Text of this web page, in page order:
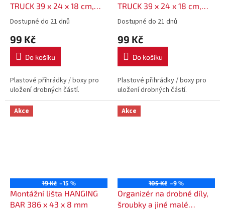
TRUCK 39 x 24 x 18 cm,
KTR40 - barva černá
Dostupné do 21 dnů
99 Kč
Do košíku
Plastové přihrádky / boxy pro
uložení drobných částí.
TRUCK 39 x 24 x 18 cm,
KTR40 - barva červená
Dostupné do 21 dnů
99 Kč
Do košíku
Plastové přihrádky / boxy pro
uložení drobných částí.
Akce
19 Kč –15 %
Montážní lišta HANGING
BAR 386 x 43 x 8 mm
Akce
105 Kč –9 %
Organizér na drobné díly,
šroubky a jiné malé